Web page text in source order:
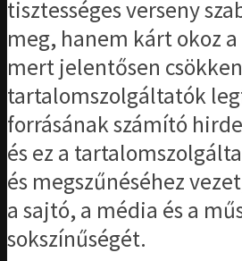
tisztességes verseny
meg, hanem kárt okoz
mert jelentősen
tartalomszolgáltatók
forrásának számító
és ez a
és megszűnéséhez
a sajtó, a média és a
sokszínűségét.